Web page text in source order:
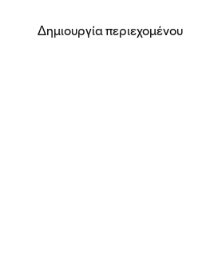
Δημιουργία περιεχομένου